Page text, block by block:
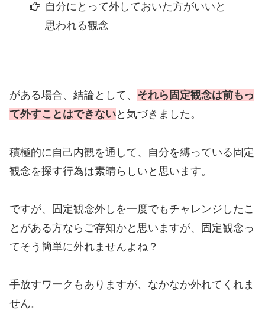
自分にとって外しておいた方がいいと
思われる観念
がある場合、結論として、 それら固定観念は前もっ
て外すことはできないと気づきました。
積極的に自己内観を通して、自分を縛っている固定
観念を探す行為は素晴らしいと思います。
ですが、固定観念外しを一度でもチャレンジしたこ
とがある方ならご存知かと思いますが、固定観念っ
てそう簡単に外れませんよね？
手放すワークもありますが、なかなか外れてくれま
せん。